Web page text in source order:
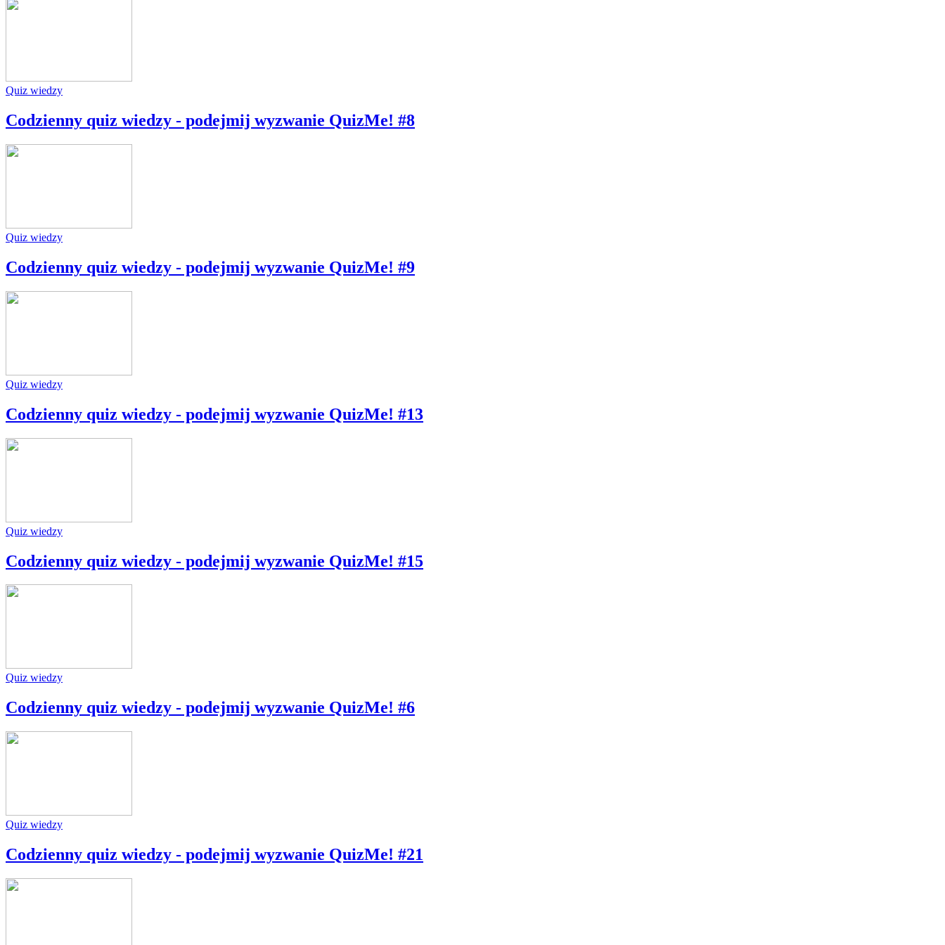
Quiz wiedzy
Codzienny quiz wiedzy - podejmij wyzwanie QuizMe! #8
Quiz wiedzy
Codzienny quiz wiedzy - podejmij wyzwanie QuizMe! #9
Quiz wiedzy
Codzienny quiz wiedzy - podejmij wyzwanie QuizMe! #13
Quiz wiedzy
Codzienny quiz wiedzy - podejmij wyzwanie QuizMe! #15
Quiz wiedzy
Codzienny quiz wiedzy - podejmij wyzwanie QuizMe! #6
Quiz wiedzy
Codzienny quiz wiedzy - podejmij wyzwanie QuizMe! #21